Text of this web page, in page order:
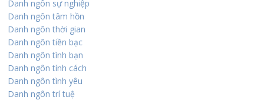
Danh ngôn sự nghiệp
Danh ngôn tâm hồn
Danh ngôn thời gian
Danh ngôn tiền bạc
Danh ngôn tình bạn
Danh ngôn tính cách
Danh ngôn tình yêu
Danh ngôn trí tuệ